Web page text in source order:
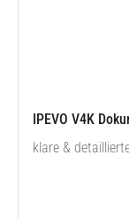
IPEVO V4K
klare &